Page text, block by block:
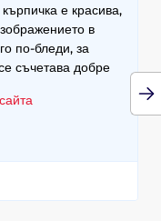
е красива,
в
по-бледи, за
съчетава добре